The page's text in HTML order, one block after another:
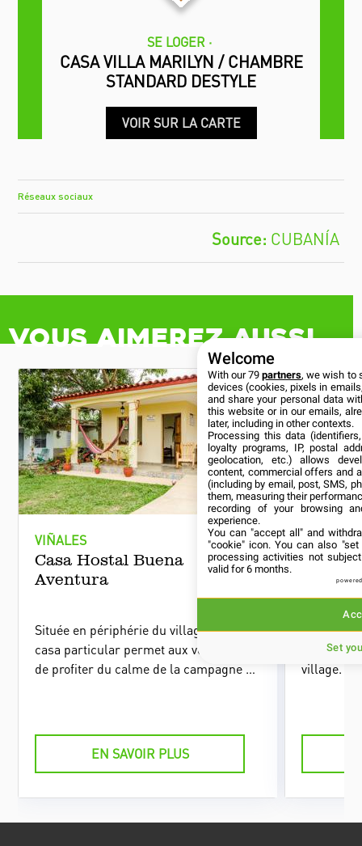
CASA VILLA MARILYN / CHAMBRE
STANDARD DESTYLE
SE LOGER
VOIR SUR LA CARTE
Réseaux sociaux
CUBANÍA
Vous aimerez aussi
VIÑALES
Casa Hostal Buena
Aventura
Située en périphérie du village, la petite
casa particular permet aux voyageurs
de profiter du calme de la campagne et
EN SAVOIR PLUS
VIÑALES
Hôtel
Central
L'hôtel
hôtel de
village. Il
Welcome
With our 79partners, we wish to
devices (cookies, pixels in
and share your personal data
this website or in our emails,
later, including in other contexts.
Processing this data
loyalty programs, IP, postal
geolocation, etc.) allows
content, commercial offers and
(including by email, post, SMS,
them, measuring their
recording of your browsing
experience.
You can "accept all" and
"cookie" icon. You can also
processing activities not
valid for 6 months.
Set